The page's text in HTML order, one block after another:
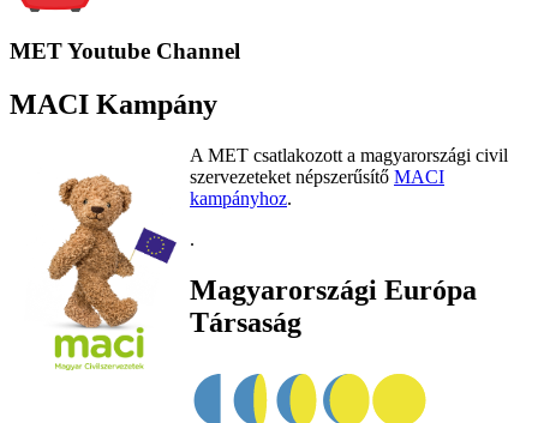
MET Youtube Channel
MACI Kampány
A MET csatlakozott a magyarországi civil
szervezeteket népszerűsítő MACI
kampányhoz.
.
Magyarországi Európa
Társaság